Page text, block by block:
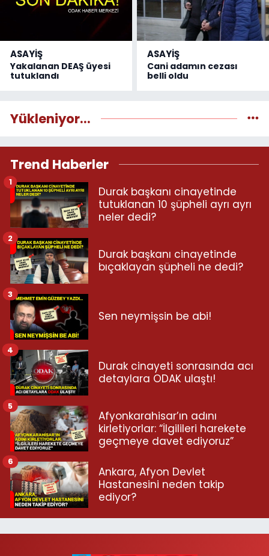
ASAYİŞ
Yakalanan DEAŞ üyesi
tutuklandı
ASAYİŞ
Cani adamın cezası
belli oldu
Yükleniyor...
Trend Haberler
Durak başkanı cinayetinde
tutuklanan 10 şüpheli ayrı ayrı
neler dedi?
1
Durak başkanı cinayetinde
bıçaklayan şüpheli ne dedi?
2
Sen neymişsin be abi!
3
Durak cinayeti sonrasında acı
detaylara ODAK ulaştı!
4
Afyonkarahisar’ın adını
kirletiyorlar: “İlgilileri harekete
geçmeye davet ediyoruz”
5
Ankara, Afyon Devlet
Hastanesini neden takip
ediyor?
6